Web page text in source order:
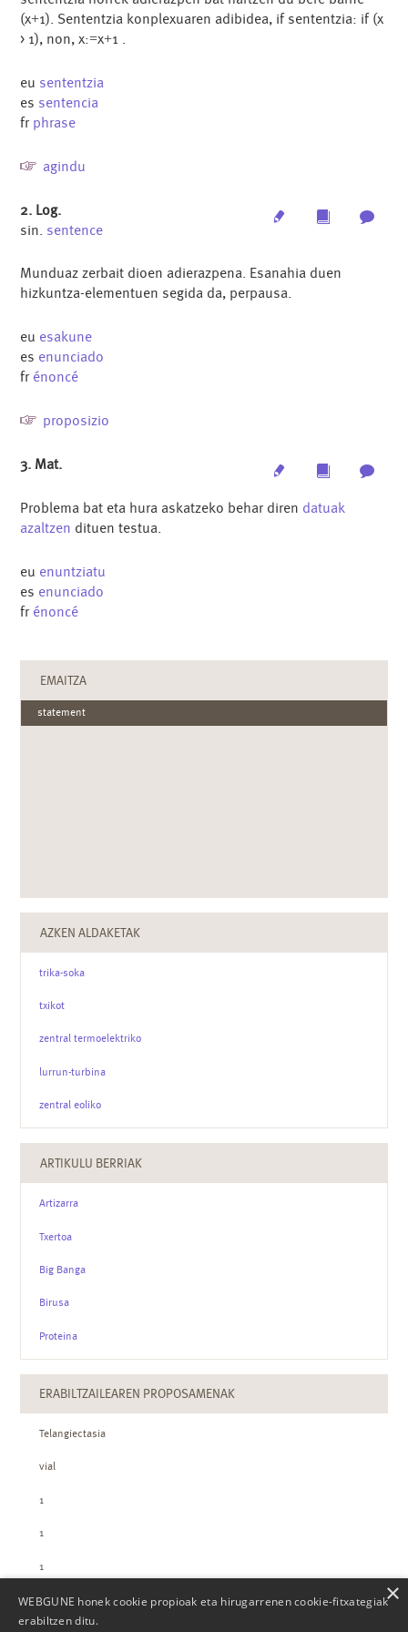
(x+1). Sententzia konplexuaren adibidea, if sententzia: if (x
> 1), non, x:=x+1 .
eu sententzia
es sentencia
fr phrase
agindu
Multimedia
2. Log.
sin. sentence
Munduaz zerbait dioen adierazpena. Esanahia duen
hizkuntza-elementuen segida da, perpausa.
eu esakune
es enunciado
fr énoncé
proposizio
Multimedia
3. Mat.
Problema bat eta hura askatzeko behar diren datuak
azaltzen dituen testua.
eu enuntziatu
es enunciado
fr énoncé
EMAITZA
statement
AZKEN ALDAKETAK
trika-soka
txikot
zentral termoelektriko
lurrun-turbina
zentral eoliko
ARTIKULU BERRIAK
Artizarra
Txertoa
Big Banga
Birusa
Proteina
ERABILTZAILEAREN PROPOSAMENAK
Telangiectasia
vial
1
1
1
ZTH-REN KOPURUAK
WEBGUNE honek cookie propioak eta hirugarrenen cookie-fitxategiak
erabiltzen ditu.
×